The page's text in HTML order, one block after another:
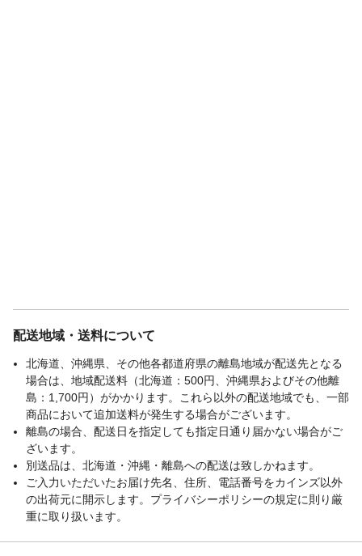
配送地域・送料について
北海道、沖縄県、その他各都道府県の離島地域が配送先となる
場合は、地域配送料（北海道：500円、沖縄県およびその他離
島：1,700円）がかかります。これら以外の配送地域でも、一部
商品において追加送料が発生する場合がございます。
離島の場合、配送日を指定しても指定日通り届かない場合がご
ざいます。
別送品は、北海道・沖縄・離島への配送は致しかねます。
ご入力いただいたお届け先名、住所、電話番号をカインズ以外
の出荷元に開示します。プライバシーポリシーの規定に則り厳
重に取り扱います。